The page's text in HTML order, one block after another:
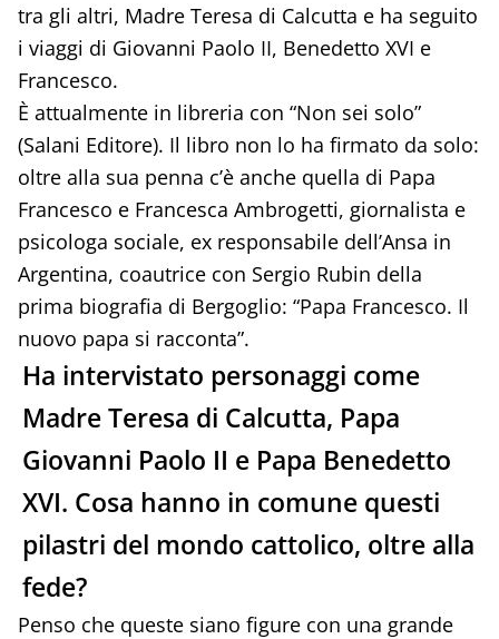
tra gli altri, Madre Teresa di Calcutta e ha seguito
i viaggi di Giovanni Paolo II, Benedetto XVI e
Francesco.
È attualmente in libreria con “Non sei solo”
(Salani Editore). Il libro non lo ha firmato da solo:
oltre alla sua penna c’è anche quella di Papa
Francesco e Francesca Ambrogetti, giornalista e
psicologa sociale, ex responsabile dell’Ansa in
Argentina, coautrice con Sergio Rubin della
prima biografia di Bergoglio: “Papa Francesco. Il
nuovo papa si racconta”.
Ha intervistato personaggi come
Madre Teresa di Calcutta, Papa
Giovanni Paolo II e Papa Benedetto
XVI. Cosa hanno in comune questi
pilastri del mondo cattolico, oltre alla
fede?
Penso che queste siano figure con una grande